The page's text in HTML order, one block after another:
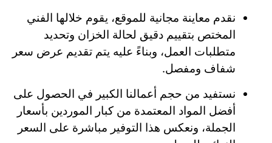
نقدم معاينة مجانية للموقع، يقوم خلالها الفني
المختص بتقييم دقيق لحالة الخزان وتحديد
متطلبات العمل، وبناءً عليه يتم تقديم عرض سعر
شفاف ومفصل.
نستفيد من حجم أعمالنا الكبير في الحصول على
أفضل المواد المعتمدة من كبار الموردين بأسعار
الجملة، ونعكس هذا التوفير مباشرة على السعر